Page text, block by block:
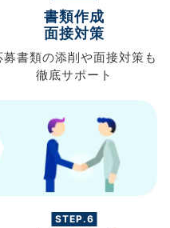
書類作成
面接対策
募書類の添削や面接対策も
徹底サポート
STEP.6